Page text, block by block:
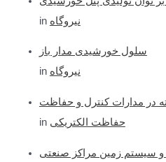
in نیروگاه
سلول خورشیدی مدار باز
in نیروگاه
در مدارات کنترل و حفاظت
in حفاظت الکتریکی
و سیستم زمین مراکز صنعتی